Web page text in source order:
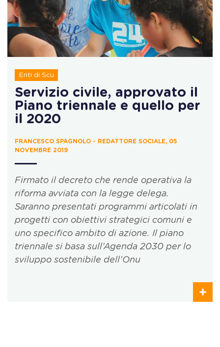
Enti di Scu
Servizio civile, approvato il
Piano triennale e quello per
il 2020
FRANCESCO SPAGNOLO - REDATTORE SOCIALE, 05
NOVEMBRE 2019
Firmato il decreto che rende operativa la
riforma avviata con la legge delega.
Saranno presentati programmi articolati in
progetti con obiettivi strategici comuni e
uno specifico ambito di azione. Il piano
triennale si basa sull’Agenda 2030 per lo
sviluppo sostenibile dell’Onu